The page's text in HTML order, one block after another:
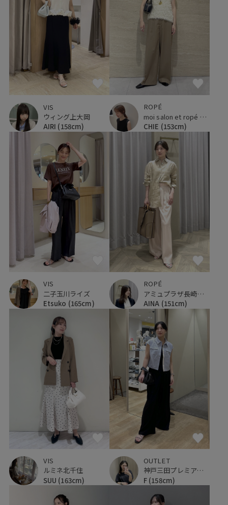
VIS
ウィング上大岡
AIRI (158cm)
ROPÉ
moi salon et ropé 大阪高島屋
CHIE (153cm)
VIS
二子玉川ライズ
Etsuko (165cm)
ROPÉ
アミュプラザ長崎新館
AINA (151cm)
VIS
ルミネ北千住
SUU (163cm)
OUTLET
神戸三田プレミアム・アウトレット
F (158cm)